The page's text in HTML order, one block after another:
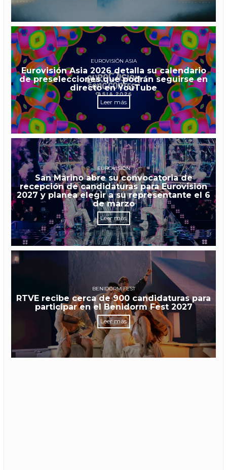
EUROVISIÓN ASIA
Eurovisión Asia 2026 detalla su calendario
de preselecciones que podrán seguirse en
directo en YouTube
Leer más
EUROVISIÓN
San Marino abre su convocatoria de
recepción de candidaturas para Eurovisión
2027 y planea elegir a su representante el 6
de marzo
Leer más
BENIDORM FEST
RTVE recibe cerca de 900 candidaturas para
participar en el Benidorm Fest 2027
Leer más